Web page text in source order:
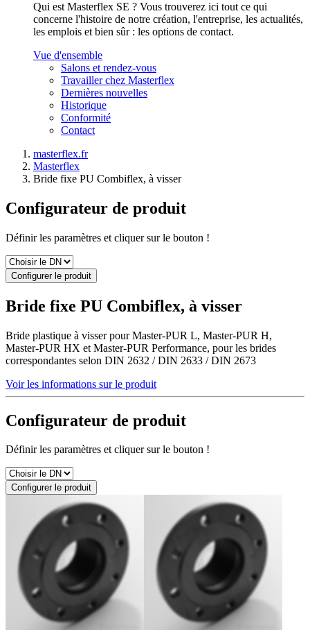
Qui est Masterflex SE ? Vous trouverez ici tout ce qui
concerne l'histoire de notre création, l'entreprise, les actualités,
les emplois et bien sûr : les options de contact.
Vue d'ensemble
Salons et rendez-vous
Travailler chez Masterflex
Dernières nouvelles
Historique
Conformité
Contact
masterflex.fr
Masterflex
Bride fixe PU Combiflex, à visser
Configurateur de produit
Définir les paramètres et cliquer sur le bouton !
Configurer le produit
Bride fixe PU Combiflex, à visser
Bride plastique à visser pour Master-PUR L, Master-PUR H,
Master-PUR HX et Master-PUR Performance, pour les brides
correspondantes selon DIN 2632 / DIN 2633 / DIN 2673
Voir les informations sur le produit
Configurateur de produit
Définir les paramètres et cliquer sur le bouton !
Configurer le produit